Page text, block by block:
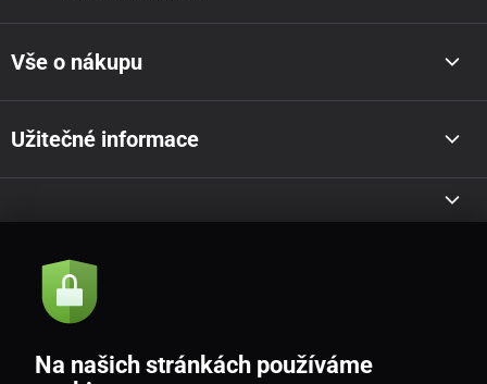
Vše o nákupu
Užitečné informace
Akce a novinky e-mailem
Souhlasím sezásadami zpracování osobních údajů
Na našich stránkách používáme